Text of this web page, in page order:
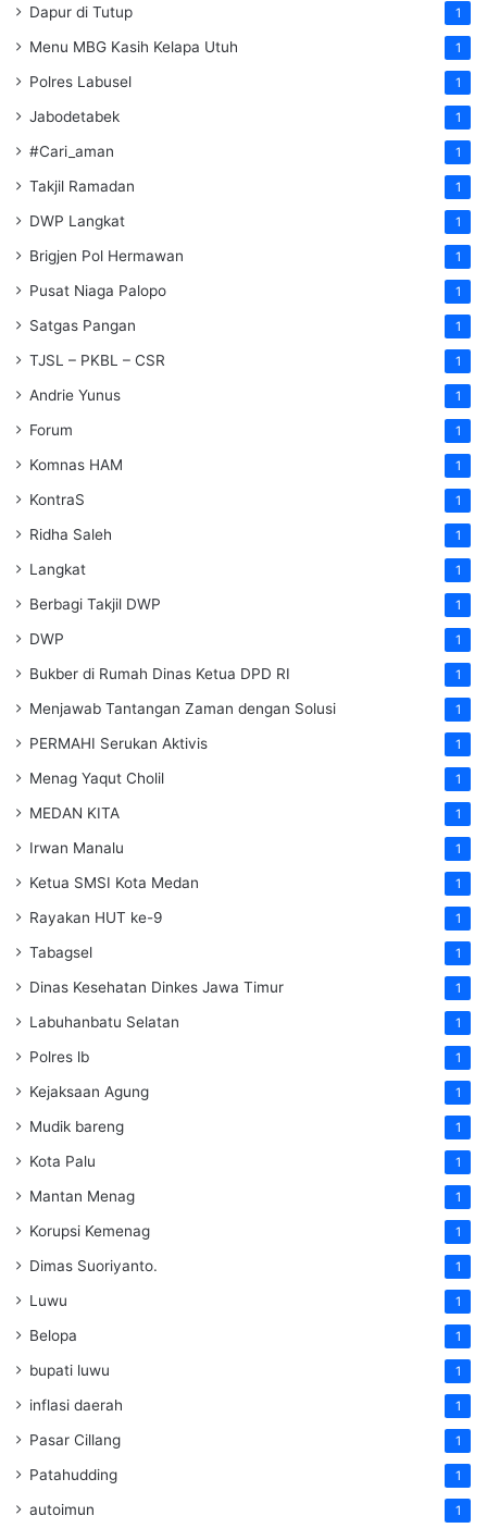
Dapur di Tutup 1
Menu MBG Kasih Kelapa Utuh 1
Polres Labusel 1
Jabodetabek 1
#Cari_aman 1
Takjil Ramadan 1
DWP Langkat 1
Brigjen Pol Hermawan 1
Pusat Niaga Palopo 1
Satgas Pangan 1
TJSL – PKBL – CSR 1
Andrie Yunus 1
Forum 1
Komnas HAM 1
KontraS 1
Ridha Saleh 1
Langkat 1
Berbagi Takjil DWP 1
DWP 1
Bukber di Rumah Dinas Ketua DPD RI 1
Menjawab Tantangan Zaman dengan Solusi 1
PERMAHI Serukan Aktivis 1
Menag Yaqut Cholil 1
MEDAN KITA 1
Irwan Manalu 1
Ketua SMSI Kota Medan 1
Rayakan HUT ke-9 1
Tabagsel 1
Dinas Kesehatan Dinkes Jawa Timur 1
Labuhanbatu Selatan 1
Polres lb 1
Kejaksaan Agung 1
Mudik bareng 1
Kota Palu 1
Mantan Menag 1
Korupsi Kemenag 1
Dimas Suoriyanto. 1
Luwu 1
Belopa 1
bupati luwu 1
inflasi daerah 1
Pasar Cillang 1
Patahudding 1
autoimun 1